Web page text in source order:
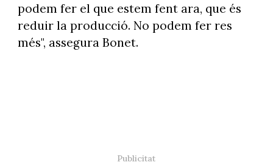
podem fer el que estem fent ara, que és
reduir la producció. No podem fer res
més", assegura Bonet.